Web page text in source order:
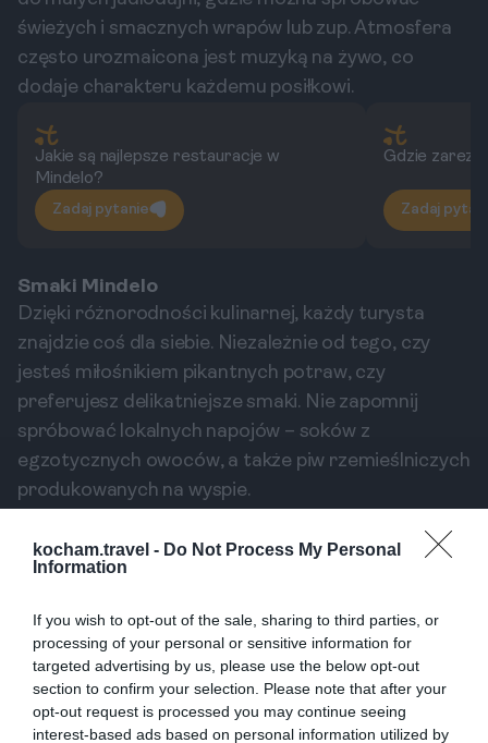
kocham.travel - Do Not Process My Personal
Information
If you wish to opt-out of the sale, sharing to third parties, or
processing of your personal or sensitive information for
targeted advertising by us, please use the below opt-out
section to confirm your selection. Please note that after your
opt-out request is processed you may continue seeing
interest-based ads based on personal information utilized by
świeżych i smacznych wrapów lub zup. Atmosfera
często urozmaicona jest muzyką na żywo, co
dodaje charakteru każdemu posiłkowi.
Jakie są najlepsze restauracje w
Mindelo?
Zadaj pytanie
Gdzie
Zadaj
Smaki Mindelo
Dzięki różnorodności kulinarnej, każdy turysta
znajdzie coś dla siebie. Niezależnie od tego, czy
jesteś miłośnikiem pikantnych potraw, czy
preferujesz delikatniejsze smaki. Nie zapomnij
spróbować lokalnych napojów – soków z
egzotycznych owoców, a także piw rzemieślniczych
produkowanych na wyspie.
Chociaż Mindelo ma swoje ciemne strony, to w
Zachowanie ostrożności, szczególnie po zmroku,
jest wciąż kluczowe, zwłaszcza w mniej
uczęszczanych okolicach. Należy unikać
samotnych spacerów w bocznych uliczkach po